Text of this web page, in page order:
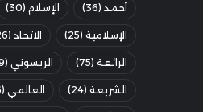
أحمد (36) الإسلام (30)
الإسلامية (25) الاتحاد (26)
الرائعة (75) الريسوني (669)
الشريعة (24) العالمي (16)